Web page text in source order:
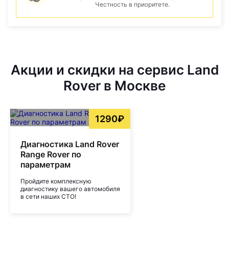
Честность в приоритете.
Акции и скидки на сервис Land
Rover в Москве
1290₽
Диагностика Land Rover
Range Rover по
параметрам
Пройдите комплексную
диагностику вашего автомобиля
в сети наших СТО!